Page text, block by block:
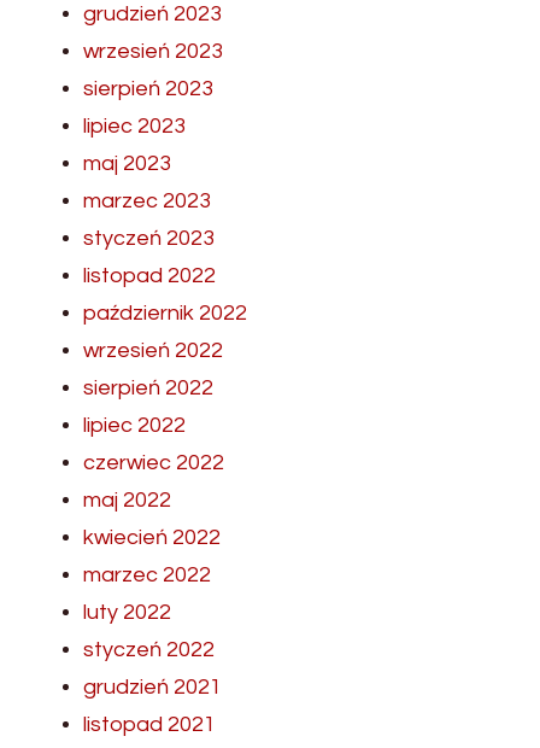
grudzień 2023
wrzesień 2023
sierpień 2023
lipiec 2023
maj 2023
marzec 2023
styczeń 2023
listopad 2022
październik 2022
wrzesień 2022
sierpień 2022
lipiec 2022
czerwiec 2022
maj 2022
kwiecień 2022
marzec 2022
luty 2022
styczeń 2022
grudzień 2021
listopad 2021